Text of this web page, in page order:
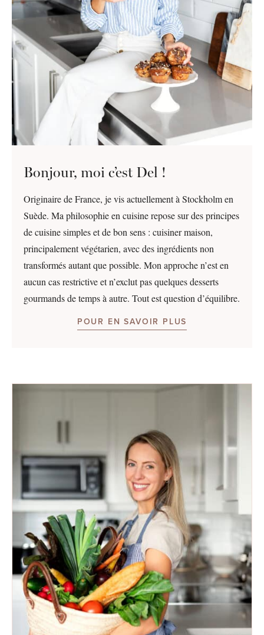
Bonjour, moi c’est Del !
Originaire de France, je vis actuellement à Stockholm en
Suède. Ma philosophie en cuisine repose sur des principes
de cuisine simples et de bon sens : cuisiner maison,
principalement végétarien, avec des ingrédients non
transformés autant que possible. Mon approche n’est en
aucun cas restrictive et n’exclut pas quelques desserts
gourmands de temps à autre. Tout est question d’équilibre.
POUR EN SAVOIR PLUS